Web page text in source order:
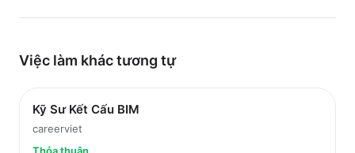
Việc làm kháctương tự
Kỹ Sư Kết Cấu BIM
careerviet